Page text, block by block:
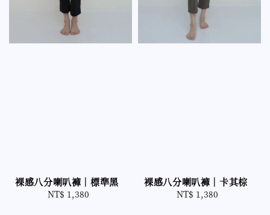
裸感八分喇叭褲｜標準黑
Regular
NT$ 1,380
裸感八分喇叭褲｜卡其棕
Regular
NT$ 1,380